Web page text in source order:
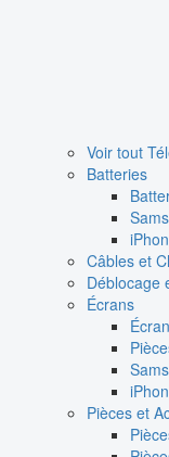
Voir tout
Batteries
Câbles et
Déblocage
Écrans
Pièces et